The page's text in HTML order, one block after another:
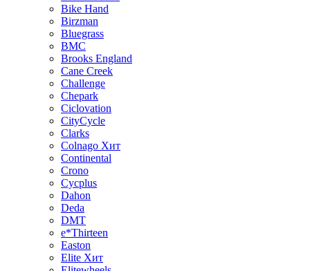
Bike Hand
Birzman
Bluegrass
BMC
Brooks England
Cane Creek
Challenge
Chepark
Ciclovation
CityCycle
Clarks
Colnago Хит
Continental
Crono
Cycplus
Dahon
Deda
DMT
e*Thirteen
Easton
Elite Хит